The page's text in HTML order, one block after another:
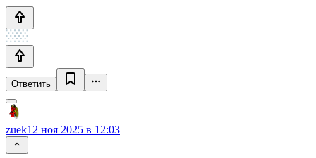
Ответить
zuek12 ноя 2025 в 12:03